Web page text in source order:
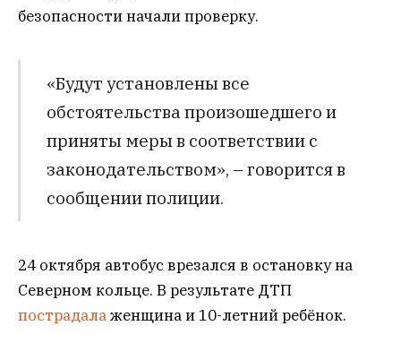
безопасности начали проверку.
«Будут установлены все
обстоятельства произошедшего и
приняты меры в соответствии с
законодательством», – говорится в
сообщении полиции.
24 октября автобус врезался в остановку на
Северном кольце. В результате ДТП
пострадалаженщина и 10-летний ребёнок.